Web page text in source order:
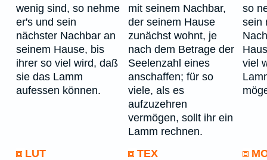
wenig sind, so nehme
er's und sein
nächster Nachbar an
seinem Hause, bis
ihrer so viel wird, daß
sie das Lamm
aufessen können.
mit seinem Nachbar,
der seinem Hause
zunächst wohnt, je
nach dem Betrage der
Seelenzahl eines
anschaffen; für so
viele, als es
aufzuzehren
vermögen, sollt ihr ein
Lamm rechnen.
so
sein
viel
LUT TEX